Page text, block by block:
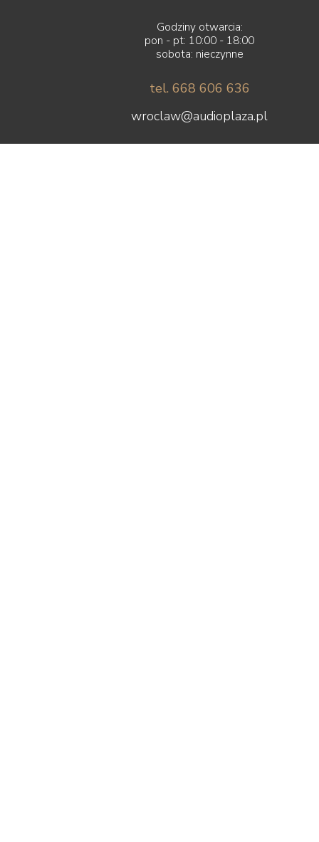
Godziny otwarcia:
pon - pt: 10:00 - 18:00
sobota: nieczynne
tel. 668 606 636
wroclaw@audioplaza.pl